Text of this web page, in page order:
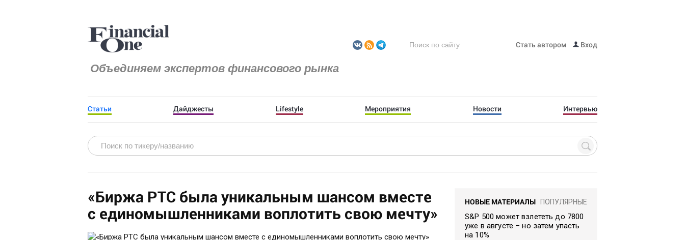
Объединяем экспертов финансового рынка
Стать автором Вход
Статьи Дайджесты Lifestyle Мероприятия Новости Интервью
«Биржа РТС была уникальным шансом вместе
с единомышленниками воплотить свою мечту»
НОВЫЕ МАТЕРИАЛЫ ПОПУЛЯРНЫЕ
S&P 500 может взлететь до 7800
уже в августе – но затем упасть
на 10%